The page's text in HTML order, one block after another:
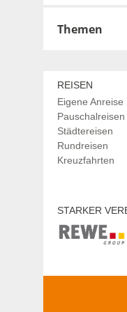
Themen
REISEN
Eigene Anreise
Pauschalreisen
Städtereisen
Rundreisen
Kreuzfahrten
STARKER